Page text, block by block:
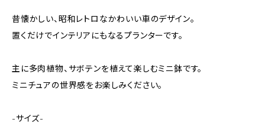
昔懐かしい、昭和レトロなかわいい車のデザイン。
置くだけでインテリアにもなるプランターです。
主に多肉植物、サボテンを植えて楽しむミニ鉢です。
ミニチュアの世界感をお楽しみください。
-サイズ-